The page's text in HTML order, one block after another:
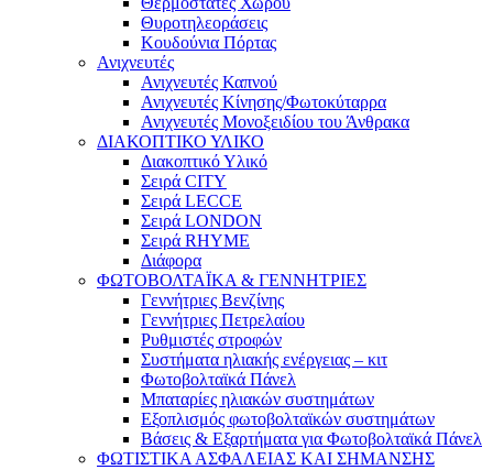
Θυροτηλεοράσεις
Κουδούνια Πόρτας
Ανιχνευτές
Ανιχνευτές Καπνού
Ανιχνευτές Κίνησης/Φωτοκύταρρα
Ανιχνευτές Μονοξειδίου του Άνθρακα
ΔΙΑΚΟΠΤΙΚΟ ΥΛΙΚΟ
Διακοπτικό Υλικό
Σειρά CITY
Σειρά LECCE
Σειρά LONDON
Σειρά RHYME
Διάφορα
ΦΩΤΟΒΟΛΤΑΪΚΑ & ΓΕΝΝΗΤΡΙΕΣ
Γεννήτριες Βενζίνης
Γεννήτριες Πετρελαίου
Ρυθμιστές στροφών
Συστήματα ηλιακής ενέργειας – κιτ
Φωτοβολταϊκά Πάνελ
Μπαταρίες ηλιακών συστημάτων
Εξοπλισμός φωτοβολταϊκών συστημάτων
Βάσεις & Εξαρτήματα για Φωτοβολταϊκά Πάνελ
ΦΩΤΙΣΤΙΚΑ ΑΣΦΑΛΕΙΑΣ ΚΑΙ ΣΗΜΑΝΣΗΣ